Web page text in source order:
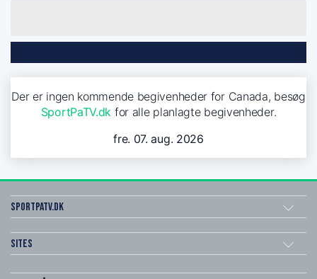
Der er ingen kommende begivenheder for Canada, besøg
SportPaTV.dk for alle planlagte begivenheder.
fre. 07. aug. 2026
SportPaTV.dk
Sites